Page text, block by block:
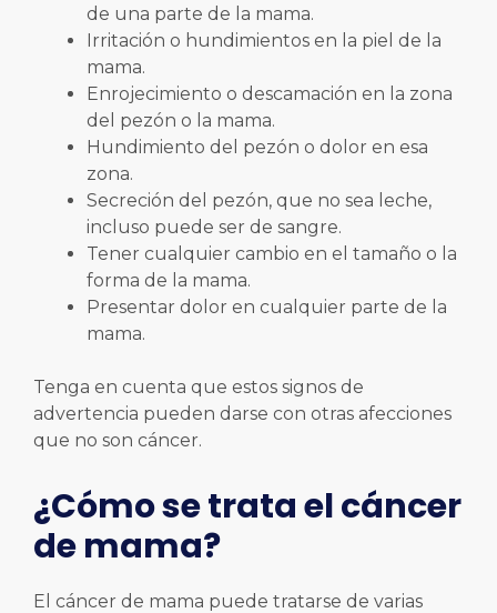
de una parte de la mama.
Irritación o hundimientos en la piel de la
mama.
Enrojecimiento o descamación en la zona
del pezón o la mama.
Hundimiento del pezón o dolor en esa
zona.
Secreción del pezón, que no sea leche,
incluso puede ser de sangre.
Tener cualquier cambio en el tamaño o la
forma de la mama.
Presentar dolor en cualquier parte de la
mama.
Tenga en cuenta que estos signos de
advertencia pueden darse con otras afecciones
que no son cáncer.
¿Cómo se trata el cáncer
de mama?
El cáncer de mama puede tratarse de varias